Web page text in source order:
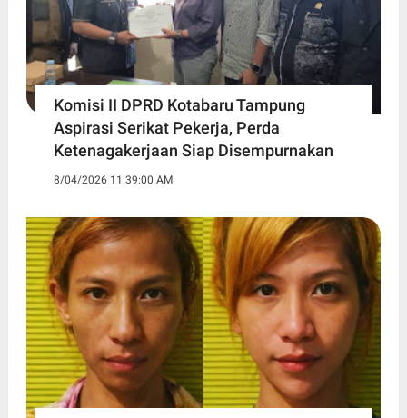
Komisi II DPRD Kotabaru Tampung
Aspirasi Serikat Pekerja, Perda
Ketenagakerjaan Siap Disempurnakan
8/04/2026 11:39:00 AM